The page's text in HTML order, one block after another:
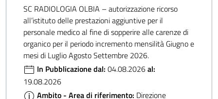
SC RADIOLOGIA OLBIA – autorizzazione ricorso
all’istituto delle prestazioni aggiuntive per il
personale medico al fine di sopperire alle carenze di
organico per il periodo incremento mensilità Giugno e
mesi di Luglio Agosto Settembre 2026.
In Pubblicazione dal: 04.08.2026al:
19.08.2026
Ambito - Area di riferimento: Direzione